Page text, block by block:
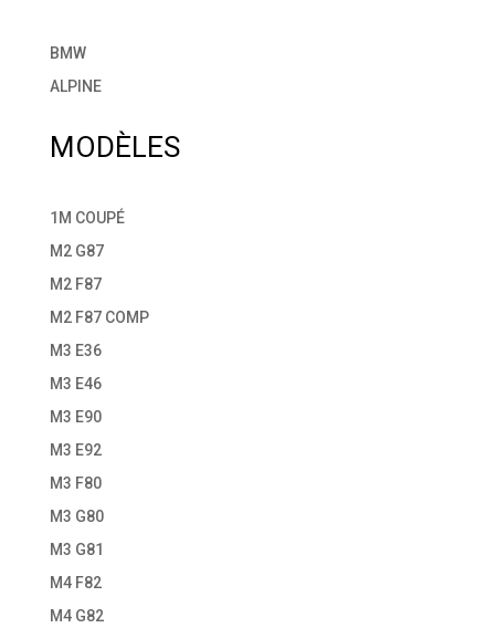
BMW
ALPINE
MODÈLES
1M COUPÉ
M2 G87
M2 F87
M2 F87 COMP
M3 E36
M3 E46
M3 E90
M3 E92
M3 F80
M3 G80
M3 G81
M4 F82
M4 G82